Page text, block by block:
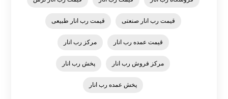
قیمت رب انار صنعتی قیمت رب انار طبیعی
قیمت عمده رب انار مرکز رب انار
مرکز فروش رب انار پخش رب انار
پخش عمده رب انار